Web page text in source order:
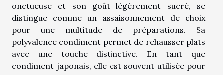
onctueuse et son goût légèrement sucré, se
distingue comme un assaisonnement de choix
pour une multitude de préparations. Sa
polyvalence condiment permet de rehausser plats
avec une touche distinctive. En tant que
condiment japonais, elle est souvent utilisée pour